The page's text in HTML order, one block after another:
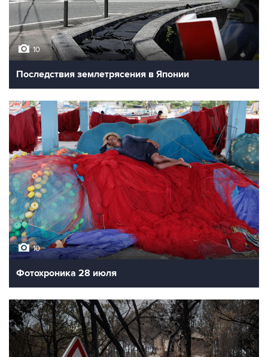
10
Последствия землетрясения в Японии
10
Фотохроника 28 июля